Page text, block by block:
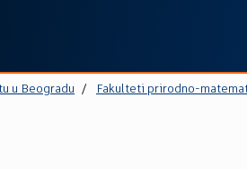
u Beogradu Fakulteti prirodno-